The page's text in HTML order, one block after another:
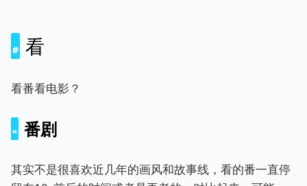
看
看番看电影？
番剧
其实不是很喜欢近几年的画风和故事线，看的番一直停